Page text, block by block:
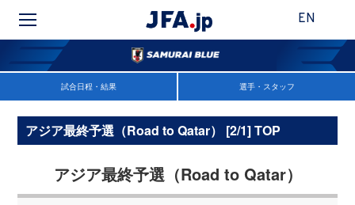
EN
試合日程・結果 選手・スタッフ
アジア最終予選（Road to Qatar） [2/1] TOP
アジア最終予選（Road to Qatar）